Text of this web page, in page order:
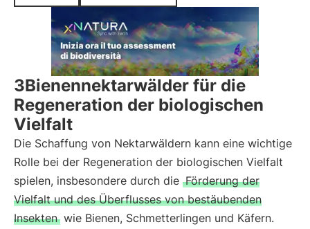
3Bienennektarwälder für die
Regeneration der biologischen
Vielfalt
Die Schaffung von Nektarwäldern kann eine wichtige
Rolle bei der Regeneration der biologischen Vielfalt
spielen, insbesondere durch die Förderung der
Vielfalt und des Überflusses von bestäubenden
Insekten wie Bienen, Schmetterlingen und Käfern.